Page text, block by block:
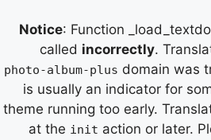
Notice: Function
called incorrectly.
photo-album-plus domain was
is usually an indicator for
theme running too early.
at the init action or later.